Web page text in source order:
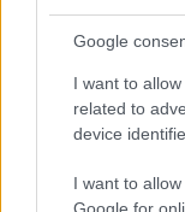
Google
I want to
related to
device
I want to